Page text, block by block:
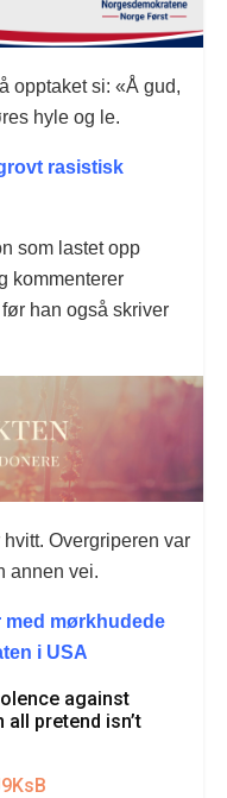
opptaket si: «Å gud,
hyle og le.
rasistisk
som lastet opp
kommenterer
før han også skriver
Overgriperen var
annen vei.
med mørkhudede
i USA
against
pretend isn’t